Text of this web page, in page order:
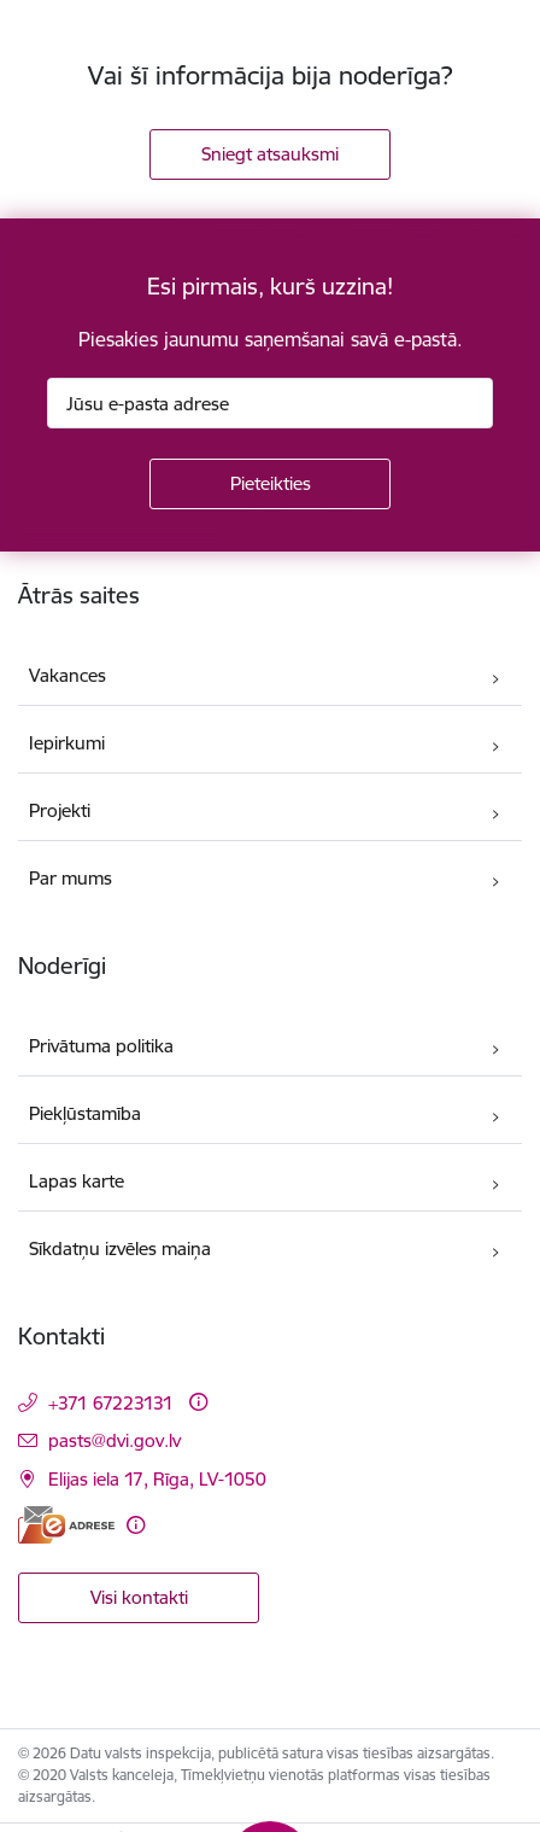
Vai šī informācija bija noderīga?
Sniegt atsauksmi
Esi pirmais, kurš uzzina!
Piesakies jaunumu saņemšanai savā e-pastā.
Kājene
Ātrās saites
Vakances
Iepirkumi
Projekti
Par mums
Noderīgi
Privātuma politika
Piekļūstamība
Lapas karte
Sīkdatņu izvēles maiņa
Kontakti
+371 67223131
E-pasts:
pasts@dvi.gov.lv
Elijas iela 17, Rīga, LV-1050
Visi kontakti
© 2026 Datu valsts inspekcija, publicētā satura visas tiesības aizsargātas.
© 2020 Valsts kanceleja, Tīmekļvietņu vienotās platformas visas tiesības
aizsargātas.